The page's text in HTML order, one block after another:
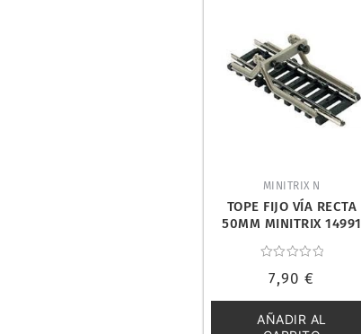
MINITRIX N
TOPE FIJO VÍA RECTA
50MM MINITRIX 14991
con
de
5
7,90€
AÑADIR AL